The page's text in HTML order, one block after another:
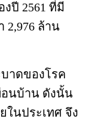
ปี 2561 ที่มี
2,976 ล้าน
าดของโรค
อนบ้าน ดังนั้น
ในประเทศ จึง